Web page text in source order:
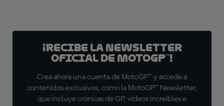
¡Recibe la Newsletter
oficial de MotoGP™!
Crea ahora una cuenta de MotoGP™ y accede a
contenidos exclusivos, como la MotoGP™ Newsletter,
que incluye crónicas de GP, vídeos increíbles e